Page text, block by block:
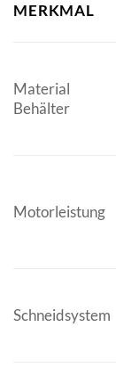
MERKMAL
Material
Behälter
Motorleistung
Schneidsystem